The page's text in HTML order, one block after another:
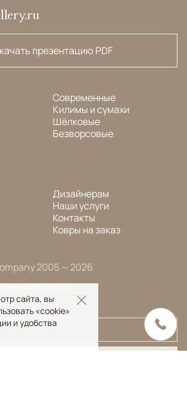
презентацию PDF
Современные
Килимы и сумахи
Шёлковые
Безворсовые
Дизайнерам
Наши услуги
Контакты
Ковры на заказ
2005 — 2026
сайта, вы
«cookie»
и удобства